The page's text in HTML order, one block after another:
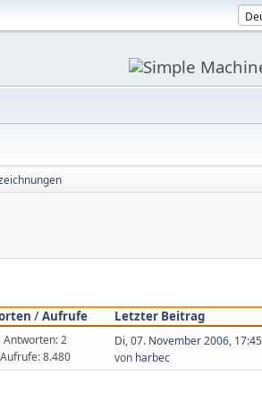
/Aufrufe
Letzter Beitrag
Antworten: 2
Aufrufe: 8.480
Di, 07. November 2006, 17:45
von harbec